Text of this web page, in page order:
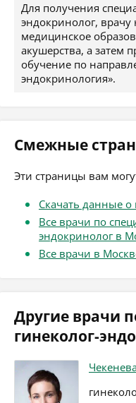
Для получения
эндокринолог,
медицинское
акушерства, а затем
обучение по
эндокринология».
Смежные
Эти страницы вам
Скачать данные
Все врачи по
эндокринолог в
Все врачи в
Другие врачи
гинеколог-